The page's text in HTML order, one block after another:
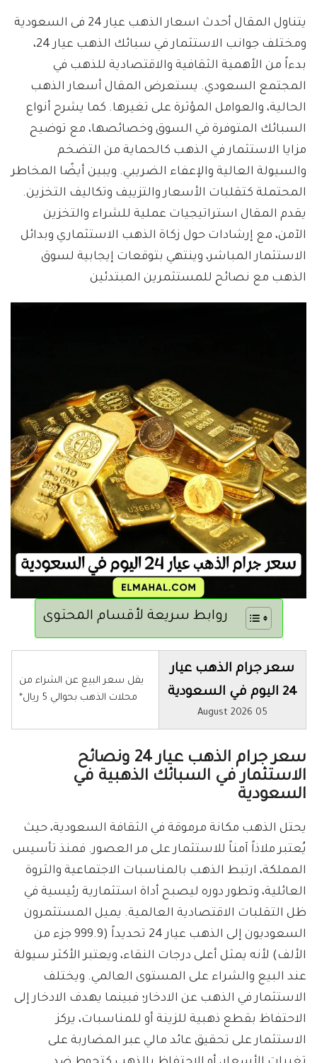
يتناول المقال أحدث اسعار الذهب عيار 24 فى السعودية
ومختلف جوانب الاستثمار في سبائك الذهب عيار 24،
بدءاً من الأهمية الثقافية والاقتصادية للذهب في
المجتمع السعودي. يستعرض المقال أسعار الذهب
الحالية، والعوامل المؤثرة على تغيرها. كما يشرح أنواع
السبائك المتوفرة في السوق وخصائصها، مع توضيح
مزايا الاستثمار في الذهب كالحماية من التضخم
والسيولة العالية والإعفاء الضريبي. ويبين أيضًا المخاطر
المحتملة كتقلبات الأسعار والتزييف وتكاليف التخزين.
يقدم المقال استراتيجيات عملية للشراء والتخزين
الآمن، مع إرشادات حول زكاة الذهب الاستثماري وبدائل
الاستثمار المباشر، وينتهي بتوقعات إيجابية لسوق
الذهب مع نصائح للمستثمرين المبتدئين
روابط سريعة لأقسام المحتوى
سعر جرام الذهب عيار
24 اليوم في السعودية
05 August 2026
يقل سعر البيع عن الشراء من
محلات الذهب بحوالي 5 ريال*
سعر جرام الذهب عيار 24 ونصائح
الاستثمار في السبائك الذهبية في
السعودية
يحتل الذهب مكانة مرموقة في الثقافة السعودية، حيث
يُعتبر ملاذاً آمناً للاستثمار على مر العصور. فمنذ تأسيس
المملكة، ارتبط الذهب بالمناسبات الاجتماعية والثروة
العائلية، وتطور دوره ليصبح أداة استثمارية رئيسية في
ظل التقلبات الاقتصادية العالمية. يميل المستثمرون
السعوديون إلى الذهب عيار 24 تحديداً (999.9 جزء من
الألف) لأنه يمثل أعلى درجات النقاء، ويعتبر الأكثر سيولة
عند البيع والشراء على المستوى العالمي. ويختلف
الاستثمار في الذهب عن الادخار؛ فبينما يهدف الادخار إلى
الاحتفاظ بقطع ذهبية للزينة أو للمناسبات، يركز
الاستثمار على تحقيق عائد مالي عبر المضاربة على